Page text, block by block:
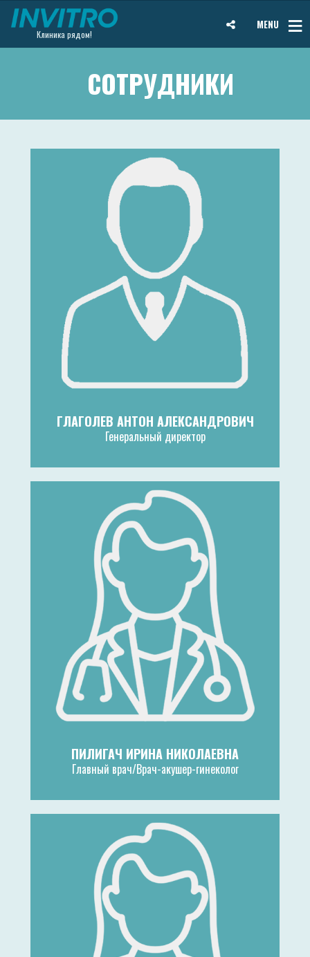
Клиника рядом!
MENU
СОТРУДНИКИ
ГЛАГОЛЕВ АНТОН АЛЕКСАНДРОВИЧ
Генеральный директор
ПИЛИГАЧ ИРИНА НИКОЛАЕВНА
Главный врач/Врач-акушер-гинеколог